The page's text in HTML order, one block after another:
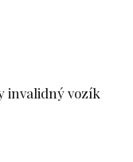
invalidný vozík